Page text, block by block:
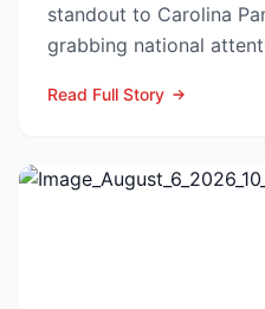
standout to Carolina
grabbing national
Read Full Story